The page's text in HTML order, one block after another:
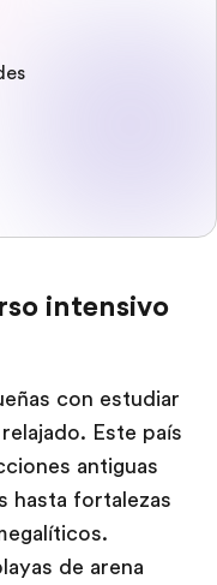
intensivo
con estudiar
Este país
antiguas
hasta fortalezas
de arena